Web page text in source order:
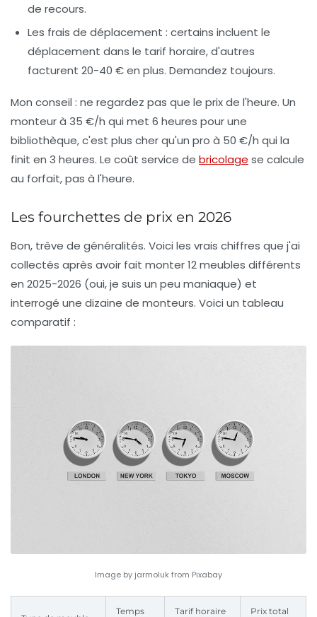
de recours.
Les frais de déplacement : certains incluent le
déplacement dans le tarif horaire, d'autres
facturent 20-40 € en plus. Demandez toujours.
Mon conseil : ne regardez pas que le prix de l'heure. Un
monteur à 35 €/h qui met 6 heures pour une
bibliothèque, c'est plus cher qu'un pro à 50 €/h qui la
finit en 3 heures. Le coût service de bricolage se calcule
au forfait, pas à l'heure.
Les fourchettes de prix en 2026
Bon, trêve de généralités. Voici les vrais chiffres que j'ai
collectés après avoir fait monter 12 meubles différents
en 2025-2026 (oui, je suis un peu maniaque) et
interrogé une dizaine de monteurs. Voici un tableau
comparatif :
Image by jarmoluk from Pixabay
Temps Tarif horaire Prix total